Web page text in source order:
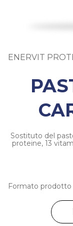
ENERVIT
Sostituto del
proteine, 13
Formato prodotto